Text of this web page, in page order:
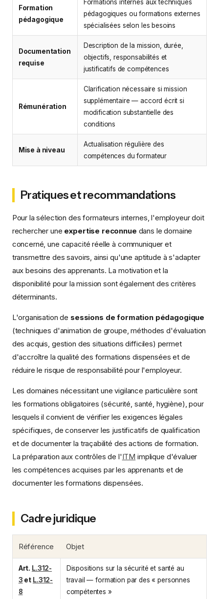
Formation
pédagogique
Formations internes aux techniques
pédagogiques ou formations externes
spécialisées selon les besoins
Documentation
requise
Description de la mission, durée,
objectifs, responsabilités et
justificatifs de compétences
Rémunération
Clarification nécessaire si mission
supplémentaire — accord écrit si
modification substantielle des
conditions
Mise à niveau
Actualisation régulière des
compétences du formateur
Pratiques et recommandations
Pour la sélection des formateurs internes, l'employeur doit
rechercher une expertise reconnue dans le domaine
concerné, une capacité réelle à communiquer et
transmettre des savoirs, ainsi qu'une aptitude à s'adapter
aux besoins des apprenants. La motivation et la
disponibilité pour la mission sont également des critères
déterminants.
L'organisation de sessions de formation pédagogique
(techniques d'animation de groupe, méthodes d'évaluation
des acquis, gestion des situations difficiles) permet
d'accroître la qualité des formations dispensées et de
réduire le risque de responsabilité pour l'employeur.
Les domaines nécessitant une vigilance particulière sont
les formations obligatoires (sécurité, santé, hygiène), pour
lesquels il convient de vérifier les exigences légales
spécifiques, de conserver les justificatifs de qualification
et de documenter la traçabilité des actions de formation.
La préparation aux contrôles de l'ITM implique d'évaluer
les compétences acquises par les apprenants et de
documenter les formations dispensées.
Cadre juridique
Référence Objet
Art. L.312-
3 et L.312-
8
Dispositions sur la sécurité et santé au
travail — formation par des « personnes
compétentes »